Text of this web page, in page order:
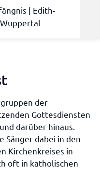
| Edith-
der
Gottesdiensten
darüber hinaus.
Sänger dabei in den
Kirchenkreises in
oft in katholischen